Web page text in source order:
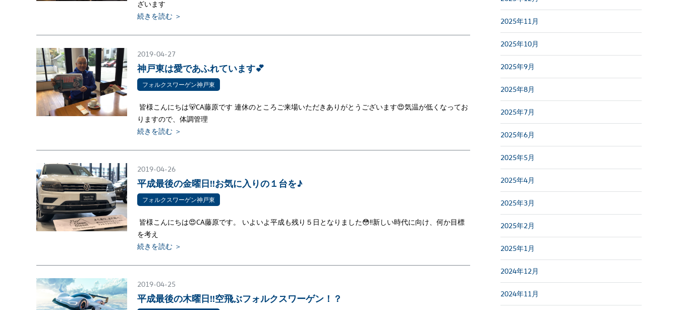
ざいます
続きを読む ＞
2019-04-27
神戸東は愛であふれています💕
フォルクスワーゲン神戸東
皆様こんにちは🐻CA藤原です 連休のところご来場いただきありがとうございます😍気温が低くなってお
りますので、体調管理
続きを読む ＞
2019-04-26
平成最後の金曜日!!お気に入りの１台を♪
フォルクスワーゲン神戸東
皆様こんにちは😍CA藤原です。 いよいよ平成も残り５日となりました😳‼新しい時代に向け、何か目標
を考え
続きを読む ＞
2019-04-25
平成最後の木曜日!!空飛ぶフォルクスワーゲン！？
2025年11月
2025年10月
2025年9月
2025年8月
2025年7月
2025年6月
2025年5月
2025年4月
2025年3月
2025年2月
2025年1月
2024年12月
2024年11月